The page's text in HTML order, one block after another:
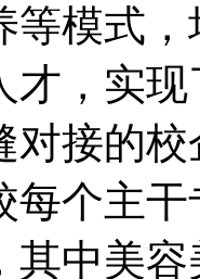
等模式
才，实
对接的
每个主
其中美